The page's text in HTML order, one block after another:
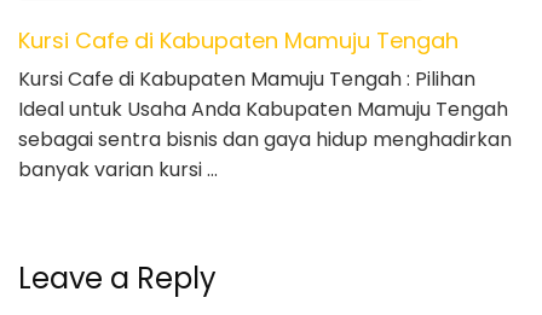
Kursi Cafe di Kabupaten Mamuju Tengah
Kursi Cafe di Kabupaten Mamuju Tengah : Pilihan
Ideal untuk Usaha Anda Kabupaten Mamuju Tengah
sebagai sentra bisnis dan gaya hidup menghadirkan
banyak varian kursi …
Leave a Reply